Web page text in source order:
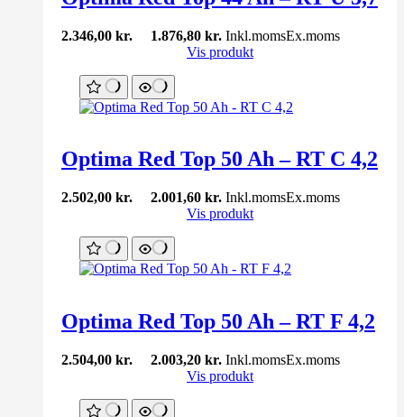
2.346,00 kr. 1.876,80 kr. Inkl.momsEx.moms
Vis produkt
Optima Red Top 50 Ah – RT C 4,2
2.502,00 kr. 2.001,60 kr. Inkl.momsEx.moms
Vis produkt
Optima Red Top 50 Ah – RT F 4,2
2.504,00 kr. 2.003,20 kr. Inkl.momsEx.moms
Vis produkt